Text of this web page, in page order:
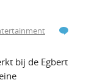
bij de Egbert